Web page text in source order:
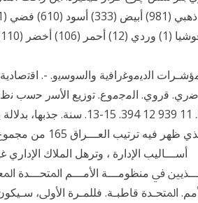
333. 11 939 12 394. 15-
اﻟﺬي ﻇﻬﺮ ﻓﻴﻪ
ﰲ ﻣﻨﻈﻮﻣـــﺔ ﺍﻷﻣـــﻢ ﺍﳌﺘﺤـــﺪﺓ
ﺍﳌﺘﺤـﺪﺓ ﻗﺎﻃﺒـﺔ. ﻓﻠﻠﻤـﺮﺓ ﺍﻷﻭﱃ،